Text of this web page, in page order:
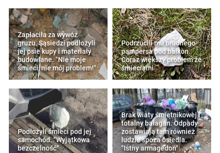
Zapłaciła za wywóz
gruzu. Sąsiedzi podłożyli
jej psie kupy i materiały
budowlane. "Nie moje
śmieci, nie mój problem!"
Podrzucili mu brudnego
pampersa pod balkon.
Coraz większy problem ze
śmieciami
Podłożyli śmieci pod jej
samochód. "Wyjątkowa
bezczelność"
Brak wiaty śmietnikowej i
totalny bałagan. Odpady
zostawiają tam również
ludzie spoza osiedla.
"Istny armagedon"